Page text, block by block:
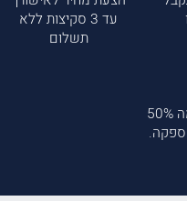
עד 3 סקיצות ללא
תשלום
תשלום מקדמה 50%